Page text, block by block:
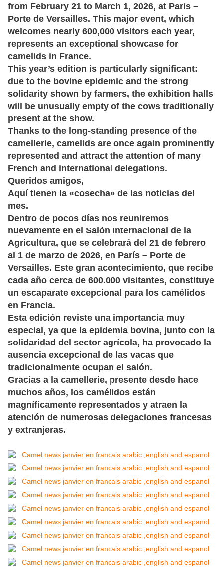
from February 21 to March 1, 2026, at Paris –
Porte de Versailles. This major event, which
welcomes nearly 600,000 visitors each year,
represents an exceptional showcase for
camelids in France.
This year’s edition is particularly significant:
due to the bovine epidemic and the strong
solidarity shown by farmers, the exhibition halls
will be unusually empty of the cows traditionally
present at the show.
Thanks to the long-standing presence of the
camellerie, camelids are once again prominently
represented and attract the attention of many
French and international delegations.
Queridos amigos,
Aquí tienen la «cosecha» de las noticias del
mes.
Dentro de pocos días nos reuniremos
nuevamente en el Salón Internacional de la
Agricultura, que se celebrará del 21 de febrero
al 1 de marzo de 2026, en París – Porte de
Versailles. Este gran acontecimiento, que recibe
cada año cerca de 600.000 visitantes, constituye
un escaparate excepcional para los camélidos
en Francia.
Esta edición reviste una importancia muy
especial, ya que la epidemia bovina, junto con la
solidaridad del sector agrícola, ha provocado la
ausencia excepcional de las vacas que
tradicionalmente ocupan el salón.
Gracias a la camellerie, presente desde hace
muchos años, los camélidos están
magníficamente representados y atraen la
atención de numerosas delegaciones francesas
y extranjeras.